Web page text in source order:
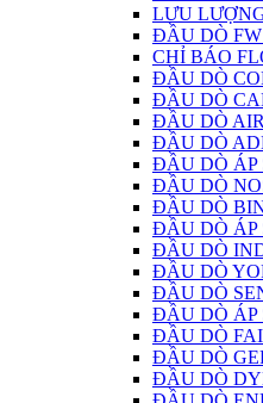
LƯU
ĐẦU DÒ
CHỈ BÁO
ĐẦU DÒ
ĐẦU DÒ
ĐẦU DÒ
ĐẦU DÒ
ĐẦU DÒ ÁP
ĐẦU DÒ
ĐẦU DÒ
ĐẦU DÒ ÁP
ĐẦU DÒ
ĐẦU DÒ
ĐẦU DÒ
ĐẦU DÒ ÁP
ĐẦU DÒ
ĐẦU DÒ
ĐẦU DÒ